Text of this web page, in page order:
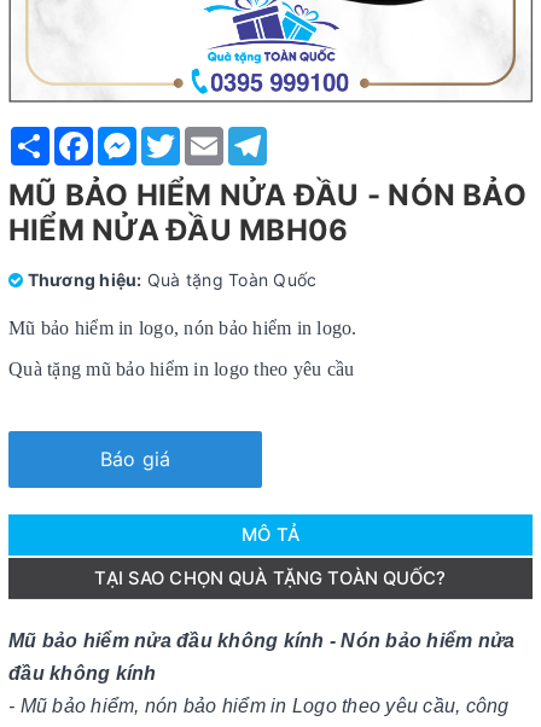
Share FacebookMessenger
TwitterEmail
MŨ BẢO HIỂM NỬA ĐẦU - NÓN BẢO
HIỂM NỬA ĐẦU MBH06
Thương hiệu: Quà tặng Toàn Quốc
Mũ bảo hiểm in logo, nón bảo hiểm in logo.
Quà tặng mũ bảo hiểm in logo theo yêu cầu
Báo giá
MÔ TẢ
TẠI SAO CHỌN QUÀ TẶNG TOÀN QUỐC?
Mũ bảo hiểm nửa đầu không kính - Nón bảo hiểm nửa
đầu không kính
- Mũ bảo hiểm, nón bảo hiểm in Logo theo yêu cầu, công